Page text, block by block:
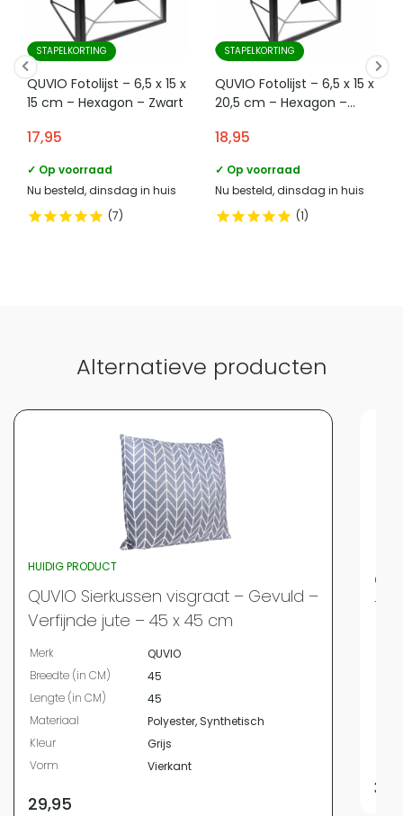
marktdeelnemer in de eu
product-
compliance@homeliving.nl
telefoonnummer verantwoordelijke
marktdeelnemer in de eu
Vergelijk met alternatieven
kussenhoezen, planken, vaasjes, lampen en nog veel meer. Ieder
product is met zorg ontworpen en vervaardigd uit hoogwaardige
materialen, wat resulteert in duurzame producten van hoge kwaliteit.
STAPELKORTING
QUVIO Fotolijst – 6,5 x 15 x
15 cm – Hexagon – Zwart
17,95
✓ Op voorraad
Nu besteld, dinsdag in huis
7
STAPELKORTING
QUVIO Fotolijst – 6,5 x 15 x
20,5 cm – Hexagon –
18,95
✓ Op voorraad
Nu besteld, dinsdag in huis
1
Alternatieve producten
HUIDIG PRODUCT
QUVIO Sierkussen visgraat – Gevuld –
Verfijnde jute – 45 x 45 cm
Merk
QUVIO
Breedte (in CM)
45
Lengte (in CM)
45
Materiaal
Polyester, Synthetisch
Kleur
Grijs
Vorm
Vierkant
29,95